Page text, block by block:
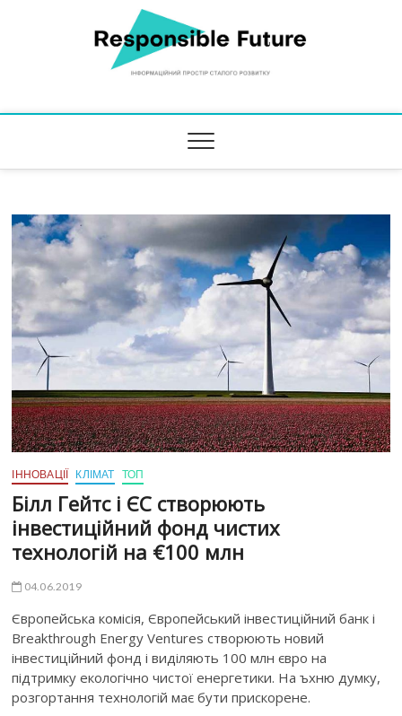
Responsible Future
ІННОВАЦІЇ КЛІМАТ ТОП
Білл Гейтс і ЄС створюють
інвестиційний фонд чистих
технологій на €100 млн
04.06.2019
Європейська комісія, Європейський інвестиційний банк і
Breakthrough Energy Ventures створюють новий
інвестиційний фонд і виділяють 100 млн євро на
підтримку екологічно чистої енергетики. На ъхню думку,
розгортання технологій має бути прискорене.